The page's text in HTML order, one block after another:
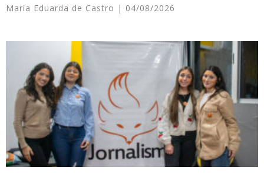
Maria Eduarda de Castro 04/08/2026